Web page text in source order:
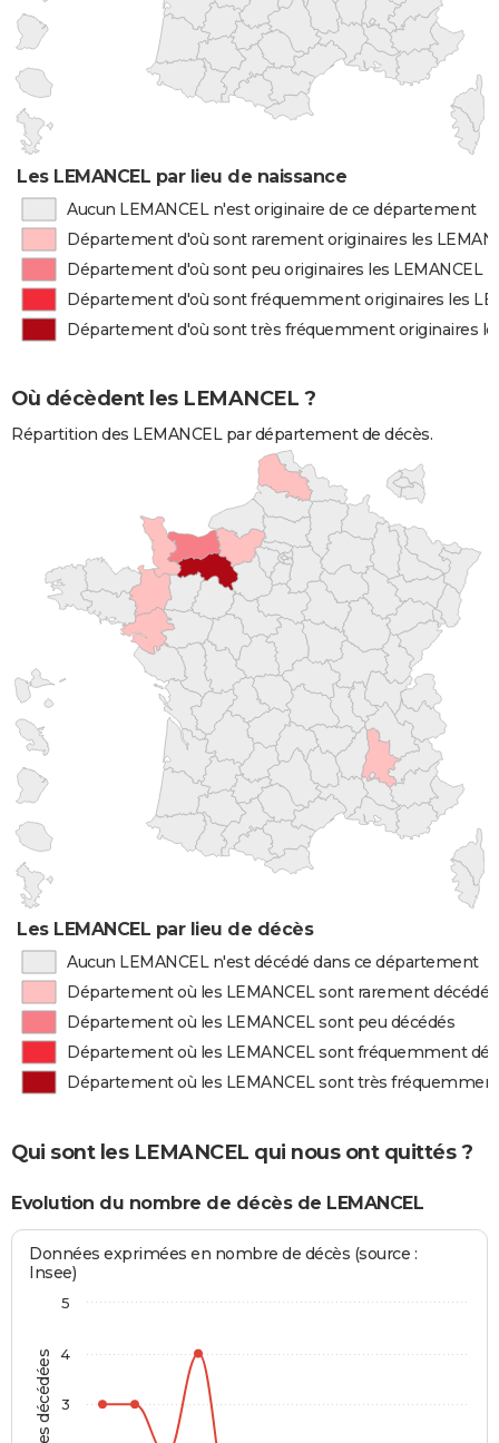
Les LEMANCEL par lieu de naissance
Aucun LEMANCEL n'est originaire de ce département
Département d'où sont rarement originaires les
Département d'où sont peu originaires les LEMANCEL
Département d'où sont fréquemment originaires les
Département d'où sont très fréquemment originaires
Où décèdent les LEMANCEL ?
Répartition des LEMANCEL par département de décès.
Les LEMANCEL par lieu de décès
Aucun LEMANCEL n'est décédé dans ce département
Département où les LEMANCEL sont rarement décédés
Département où les LEMANCEL sont peu décédés
Département où les LEMANCEL sont fréquemment
Département où les LEMANCEL sont très
Qui sont les LEMANCEL qui nous ont quittés ?
Evolution du nombre de décès de LEMANCEL
Données exprimées en nombre de décès (source :
Insee)
3
4
5